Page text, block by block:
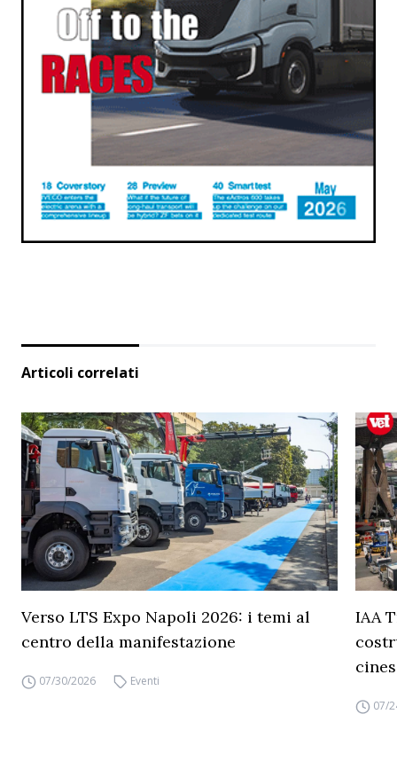
Articoli correlati
Verso LTS Expo Napoli 2026: i temi al
centro della manifestazione
07/30/2026 Eventi
IAA
07/